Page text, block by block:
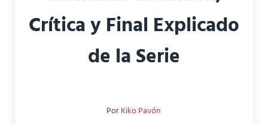
Crítica y Final Explicado
de la Serie
PorKiko Pavón